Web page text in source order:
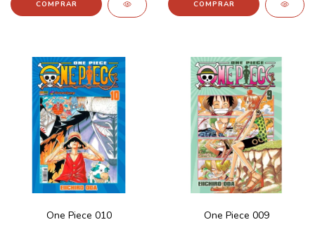
One Piece 010 One Piece 009